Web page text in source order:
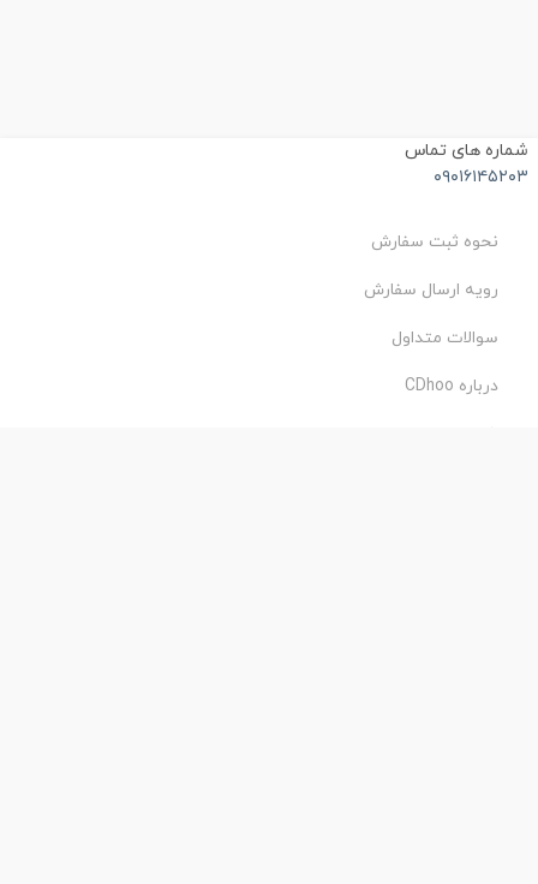
شماره های تماس
۰۹۰۱۶۱۴۵۲۰۳
نحوه ثبت سفارش
رویه ارسال سفارش
سوالات متداول
درباره CDhoo